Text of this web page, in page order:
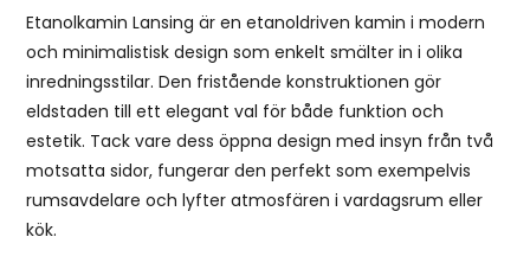
Etanolkamin Lansing är en etanoldriven kamin i modern
och minimalistisk design som enkelt smälter in i olika
inredningsstilar. Den fristående konstruktionen gör
eldstaden till ett elegant val för både funktion och
estetik. Tack vare dess öppna design med insyn från två
motsatta sidor, fungerar den perfekt som exempelvis
rumsavdelare och lyfter atmosfären i vardagsrum eller
kök.